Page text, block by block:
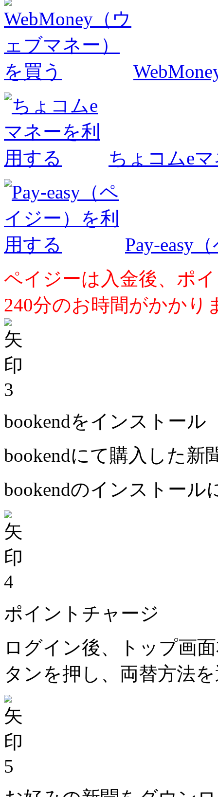
ちょコムe
Pay-easy
ペイジーは入金後、ポ
240分のお時間がかかり
3
bookendをインストール
bookendにて購入した新
bookendのインストール
4
ポイントチャージ
ログイン後、トップ画
タンを押し、両替方法
5